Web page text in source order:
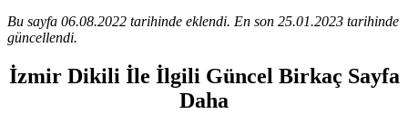
Bu sayfa 06.08.2022 tarihinde eklendi. En son 25.01.2023 tarihinde
güncellendi.
İzmir Dikili İle İlgili Güncel Birkaç Sayfa
Daha